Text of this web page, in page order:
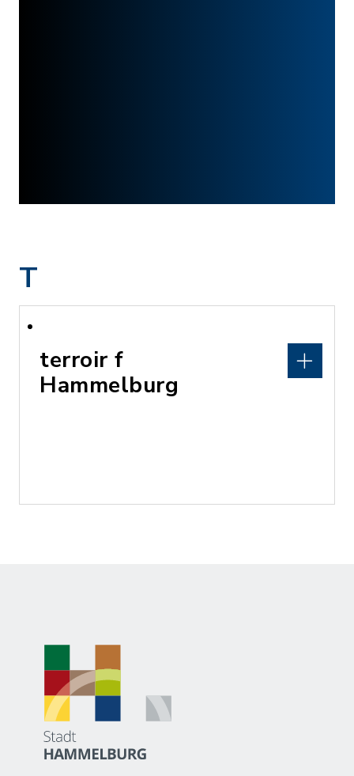
T
terroir f
Hammelburg